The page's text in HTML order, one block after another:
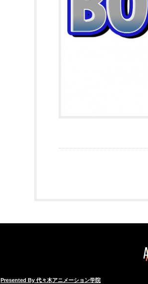
Presented By 代々木アニメーション学院